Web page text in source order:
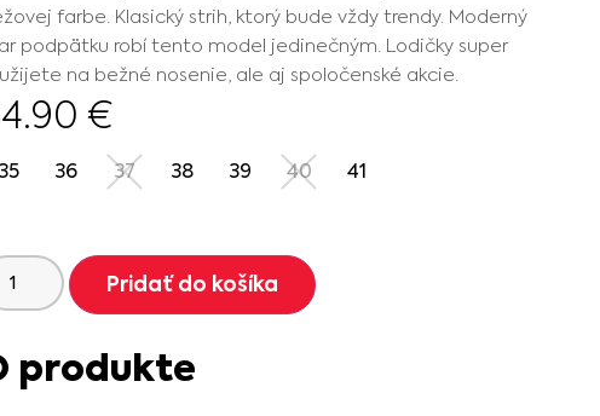
farbe. Klasický strih, ktorý bude vždy trendy. Moderný
podpätku robí tento model jedinečným. Lodičky super
na bežné nosenie, ale aj spoločenské akcie.
€
35 36 37 38 39 40 41
Pridať do košíka
produkte